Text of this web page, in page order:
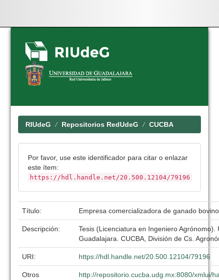
Skip
navigation
RIUdeG Repositorios RedUdeG CUCBA
Por favor, use este identificador para citar o enlazar
este ítem:
https://hdl.handle.net/20.500.12104/79196
Título: Empresa comercializadora de ganado bovino
Descripción:
Tesis (Licenciatura en Ingeniero Agrónomo).
Guadalajara. CUCBA, División de Cs.
URI: https://hdl.handle.net/20.500.12104/79196
Otros
http://repositorio.cucba.udg.mx:8080/xmlui/